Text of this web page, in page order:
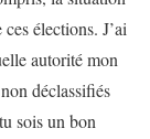
élections. J’ai
autorité mon
déclassifiés
sois un bon